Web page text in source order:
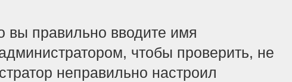
вы правильно вводите имя
чтобы проверить, не
неправильно настроил